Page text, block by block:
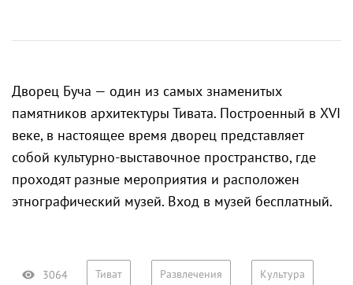
Дворец Буча — один из самых знаменитых
памятников архитектуры Тивата. Построенный в XVI
веке, в настоящее время дворец представляет
собой культурно-выставочное пространство, где
проходят разные мероприятия и расположен
этнографический музей. Вход в музей бесплатный.
3064 Тиват Развлечения Культура